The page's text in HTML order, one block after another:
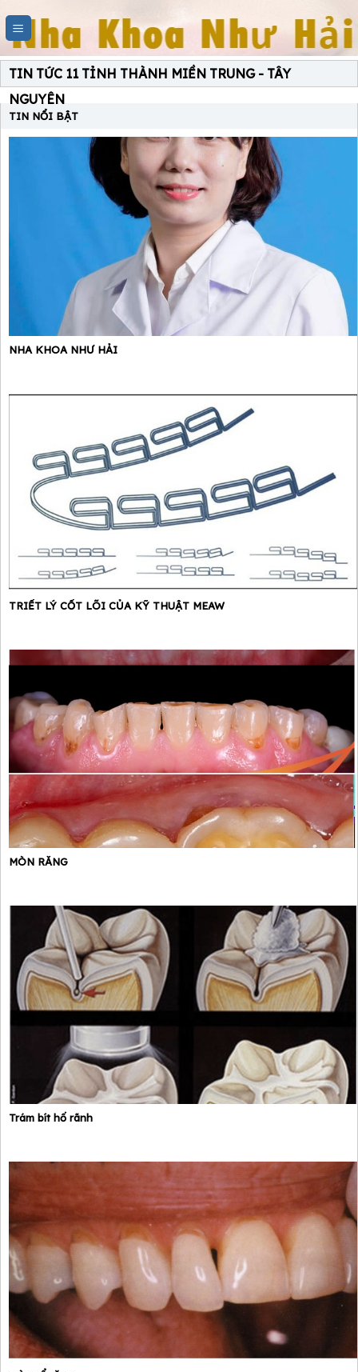
content
TIN TỨC 11 TỈNH THÀNH MIỀN TRUNG - TÂY
NGUYÊN
TIN NỔI BẬT
NHA KHOA NHƯ HẢI
TRIẾT LÝ CỐT LÕI CỦA KỸ THUẬT MEAW
MÒN RĂNG
Trám bít hố rãnh